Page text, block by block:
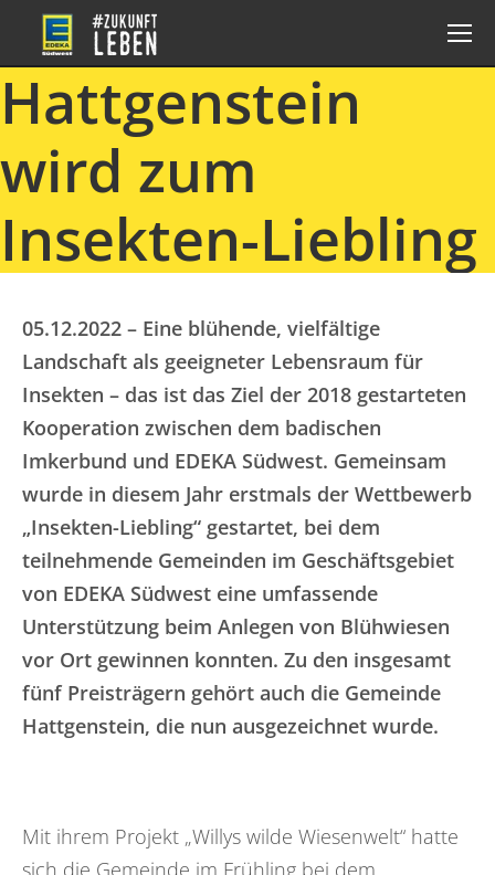
Hattgenstein
wird zum
Insekten-Liebling
05.12.2022 – Eine blühende, vielfältige
Landschaft als geeigneter Lebensraum für
Insekten – das ist das Ziel der 2018 gestarteten
Kooperation zwischen dem badischen
Imkerbund und EDEKA Südwest. Gemeinsam
wurde in diesem Jahr erstmals der Wettbewerb
„Insekten-Liebling“ gestartet, bei dem
teilnehmende Gemeinden im Geschäftsgebiet
von EDEKA Südwest eine umfassende
Unterstützung beim Anlegen von Blühwiesen
vor Ort gewinnen konnten. Zu den insgesamt
fünf Preisträgern gehört auch die Gemeinde
Hattgenstein, die nun ausgezeichnet wurde.
Mit ihrem Projekt „Willys wilde Wiesenwelt“ hatte
sich die Gemeinde im Frühling bei dem